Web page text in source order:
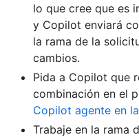
lo que cree que es
y Copilot enviará
la rama de la
cambios.
Pida a Copilot que
combinación en el
Copilot agente en
Trabaje en la rama